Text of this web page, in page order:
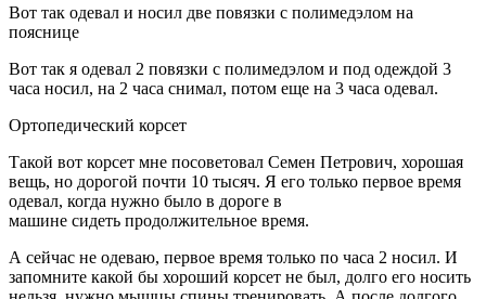
Вот так одевал и носил две повязки с полимедэлом на
пояснице
Вот так я одевал 2 повязки с полимедэлом и под одеждой 3
часа носил, на 2 часа снимал, потом еще на 3 часа одевал.
Ортопедический корсет
Такой вот корсет мне посоветовал Семен Петрович, хорошая
вещь, но дорогой почти 10 тысяч. Я его только первое время
одевал, когда нужно было в дороге в
машине сидеть продолжительное время.
А сейчас не одеваю, первое время только по часа 2 носил. И
запомните какой бы хороший корсет не был, долго его носить